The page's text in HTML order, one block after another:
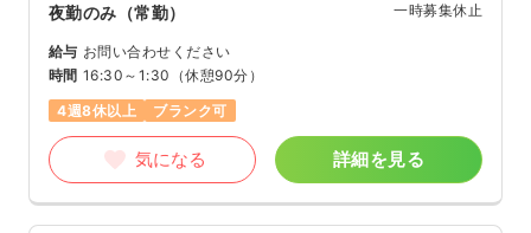
夜勤のみ（常勤） 一時募集休止
給与 お問い合わせください
時間 16:30～1:30 （休憩90分）
4週8休以上
ブランク可
気になる 詳細を見る